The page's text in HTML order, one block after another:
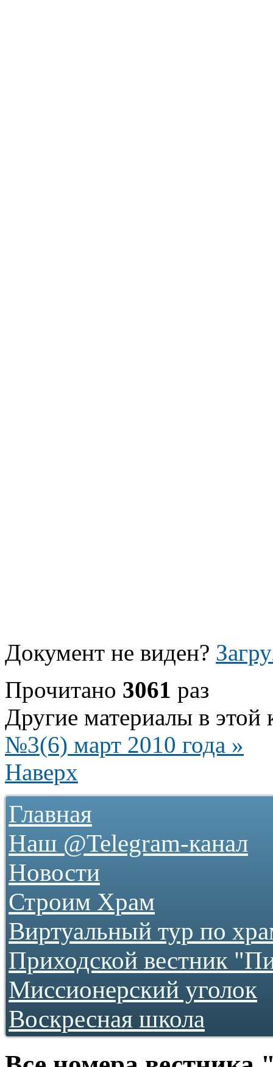
Документ не виден?
Прочитано 3061 раз
Другие материалы в этой
№3(6) март 2010 года »
Наверх
Главная
Наш @Telegram-канал
Новости
Строим Храм
Как нас найти
Фотогалереи
...как все начиналось
2009
2011
2012
2016
2017
2020
Виртуальный тур по
Приходской вестник
Миссионерский уголок
Воскресная школа